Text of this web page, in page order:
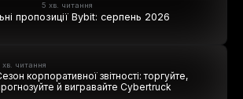
5 хв. читання
пропозиції Bybit: серпень 2026
хв. читання
корпоративної звітності: торгуйте,
й вигравайте Cybertruck